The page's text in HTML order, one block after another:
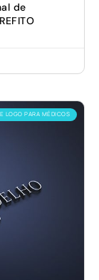
de
LOGO PARA MÉDICOS